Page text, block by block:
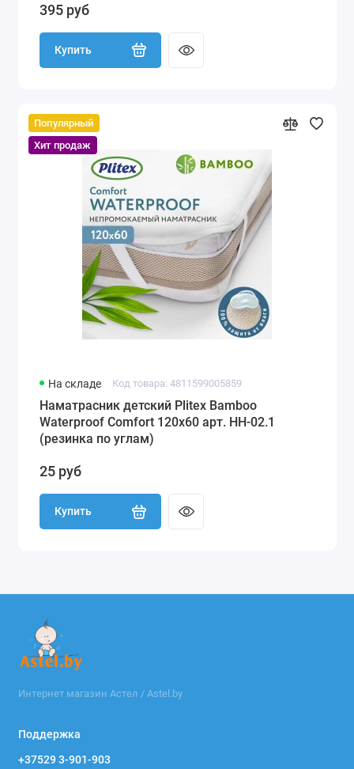
395 руб
Купить
Популярный
Хит продаж
На складе Код товара: 4811599005859
Наматрасник детский Plitex Bamboo
Waterproof Comfort 120х60 арт. НН-02.1
(резинка по углам)
25 руб
Купить
Интернет магазин Астел / Astel.by
Поддержка
+37529 3-901-903